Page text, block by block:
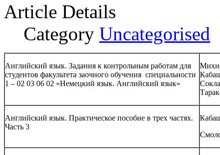
Article Details
Category Uncategorised
Английский язык. Задания к контрольным работам для
студентов факультета заочного обучения специальности
1 – 02 03 06 02 «Немецкий язык. Английский язык»
Английский язык. Практическое пособие в трех частях.
Часть 3